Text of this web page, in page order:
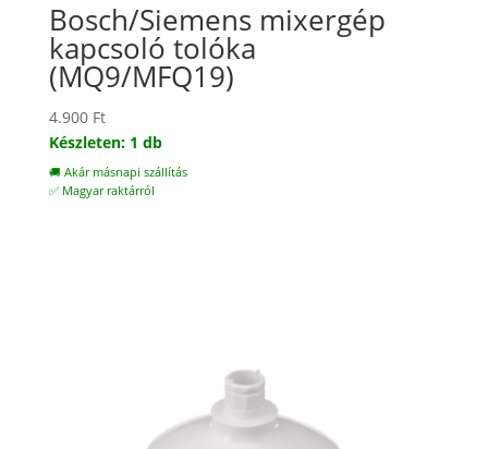
Bosch/Siemens mixergép
kapcsoló tolóka
(MQ9/MFQ19)
4.900 Ft
Készleten: 1 db
🚚 Akár másnapi szállítás
✅ Magyar raktárról